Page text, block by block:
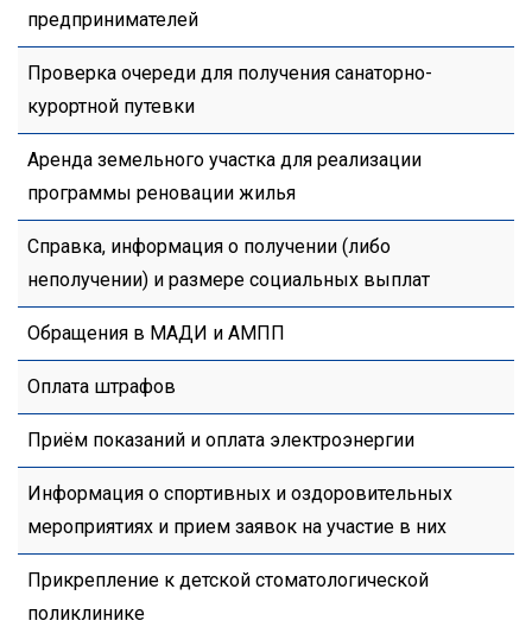
предпринимателей
Проверка очереди для получения санаторно-
курортной путевки
Аренда земельного участка для реализации
программы реновации жилья
Справка, информация о получении (либо
неполучении) и размере социальных выплат
Обращения в МАДИ и АМПП
Оплата штрафов
Приём показаний и оплата электроэнергии
Информация о спортивных и оздоровительных
мероприятиях и прием заявок на участие в них
Прикрепление к детской стоматологической
поликлинике